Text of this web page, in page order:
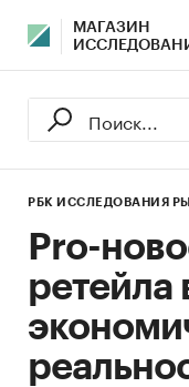
МАГАЗИН
РБК ИССЛЕДОВАНИЯ
Pro-
ретейла